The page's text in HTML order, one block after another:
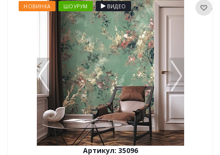
НОВИНКА ШОУРУМ ВИДЕО
Артикул: 35096